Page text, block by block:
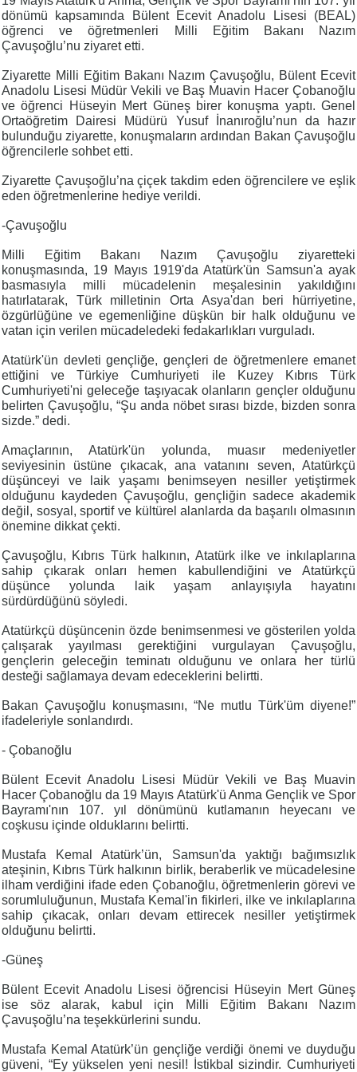
dönümü kapsamında Bülent Ecevit Anadolu Lisesi (BEAL)
öğrenci ve öğretmenleri Milli Eğitim Bakanı Nazım
Çavuşoğlu’nu ziyaret etti.
Ziyarette Milli Eğitim Bakanı Nazım Çavuşoğlu, Bülent Ecevit
Anadolu Lisesi Müdür Vekili ve Baş Muavin Hacer Çobanoğlu
ve öğrenci Hüseyin Mert Güneş birer konuşma yaptı. Genel
Ortaöğretim Dairesi Müdürü Yusuf İnanıroğlu’nun da hazır
bulunduğu ziyarette, konuşmaların ardından Bakan Çavuşoğlu
öğrencilerle sohbet etti.
Ziyarette Çavuşoğlu’na çiçek takdim eden öğrencilere ve eşlik
eden öğretmenlerine hediye verildi.
-Çavuşoğlu
Milli Eğitim Bakanı Nazım Çavuşoğlu ziyaretteki
konuşmasında, 19 Mayıs 1919'da Atatürk'ün Samsun'a ayak
basmasıyla milli mücadelenin meşalesinin yakıldığını
hatırlatarak, Türk milletinin Orta Asya'dan beri hürriyetine,
özgürlüğüne ve egemenliğine düşkün bir halk olduğunu ve
vatan için verilen mücadeledeki fedakarlıkları vurguladı.
Atatürk'ün devleti gençliğe, gençleri de öğretmenlere emanet
ettiğini ve Türkiye Cumhuriyeti ile Kuzey Kıbrıs Türk
Cumhuriyeti'ni geleceğe taşıyacak olanların gençler olduğunu
belirten Çavuşoğlu, “Şu anda nöbet sırası bizde, bizden sonra
sizde.” dedi.
Amaçlarının, Atatürk'ün yolunda, muasır medeniyetler
seviyesinin üstüne çıkacak, ana vatanını seven, Atatürkçü
düşünceyi ve laik yaşamı benimseyen nesiller yetiştirmek
olduğunu kaydeden Çavuşoğlu, gençliğin sadece akademik
değil, sosyal, sportif ve kültürel alanlarda da başarılı olmasının
önemine dikkat çekti.
Çavuşoğlu, Kıbrıs Türk halkının, Atatürk ilke ve inkılaplarına
sahip çıkarak onları hemen kabullendiğini ve Atatürkçü
düşünce yolunda laik yaşam anlayışıyla hayatını
sürdürdüğünü söyledi.
Atatürkçü düşüncenin özde benimsenmesi ve gösterilen yolda
çalışarak yayılması gerektiğini vurgulayan Çavuşoğlu,
gençlerin geleceğin teminatı olduğunu ve onlara her türlü
desteği sağlamaya devam edeceklerini belirtti.
Bakan Çavuşoğlu konuşmasını, “Ne mutlu Türk'üm diyene!”
ifadeleriyle sonlandırdı.
- Çobanoğlu
Bülent Ecevit Anadolu Lisesi Müdür Vekili ve Baş Muavin
Hacer Çobanoğlu da 19 Mayıs Atatürk'ü Anma Gençlik ve Spor
Bayramı'nın 107. yıl dönümünü kutlamanın heyecanı ve
coşkusu içinde olduklarını belirtti.
Mustafa Kemal Atatürk’ün, Samsun'da yaktığı bağımsızlık
ateşinin, Kıbrıs Türk halkının birlik, beraberlik ve mücadelesine
ilham verdiğini ifade eden Çobanoğlu, öğretmenlerin görevi ve
sorumluluğunun, Mustafa Kemal'in fikirleri, ilke ve inkılaplarına
sahip çıkacak, onları devam ettirecek nesiller yetiştirmek
olduğunu belirtti.
-Güneş
Bülent Ecevit Anadolu Lisesi öğrencisi Hüseyin Mert Güneş
ise söz alarak, kabul için Milli Eğitim Bakanı Nazım
Çavuşoğlu’na teşekkürlerini sundu.
Mustafa Kemal Atatürk’ün gençliğe verdiği önemi ve duyduğu
güveni, “Ey yükselen yeni nesil! İstikbal sizindir. Cumhuriyeti